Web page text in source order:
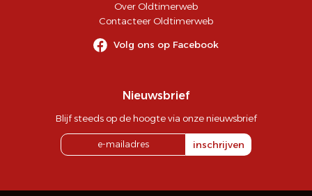
Over Oldtimerweb
Contacteer Oldtimerweb
Volg ons op Facebook
Nieuwsbrief
Blijf steeds op de hoogte via onze nieuwsbrief
inschrijven